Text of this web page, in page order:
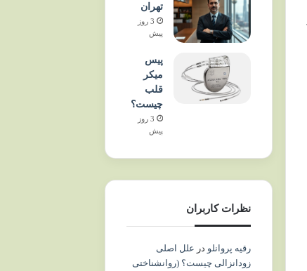
تهران
3 روز
پیش
پیس
میکر
قلب
چیست؟
3 روز
پیش
نظرات کاربران
رقیه پروانلو در علل اصلی
زودانزالی چیست؟ (روانشناختی